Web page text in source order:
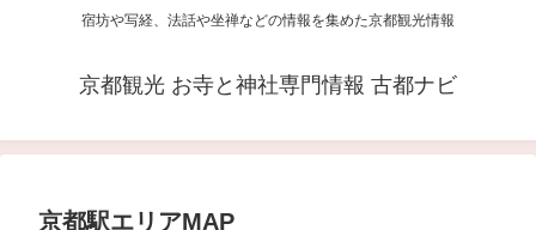
宿坊や写経、法話や坐禅などの情報を集めた京都観光情報
京都観光 お寺と神社専門情報 古都ナビ
京都駅エリアMAP